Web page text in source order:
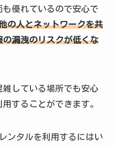
優れているので安心で
の人とネットワークを共
漏洩のリスクが低くな
している場所でも安心
することができます。
ンタルを利用するにはい